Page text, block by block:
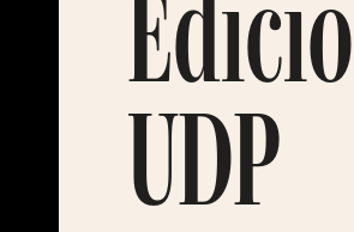
UDP